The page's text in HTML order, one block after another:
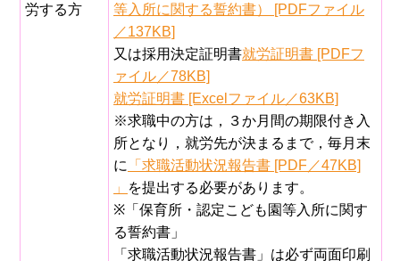
労する方
等入所に関する誓約書） [PDFファイル
／137KB]
又は採用決定証明書就労証明書 [PDFフ
ァイル／78KB]
就労証明書 [Excelファイル／63KB]
※求職中の方は，３か月間の期限付き入
所となり，就労先が決まるまで，毎月末
に
「求職活動状況報告書 [PDF／47KB]
」
を提出する必要があります。
※「保育所・認定こども園等入所に関す
る誓約書」
「求職活動状況報告書」は必ず両面印刷